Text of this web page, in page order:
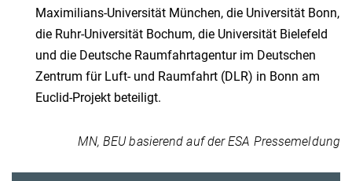
Maximilians-Universität München, die Universität Bonn,
die Ruhr-Universität Bochum, die Universität Bielefeld
und die Deutsche Raumfahrtagentur im Deutschen
Zentrum für Luft- und Raumfahrt (DLR) in Bonn am
Euclid-Projekt beteiligt.
MN, BEU basierend auf der ESA Pressemeldung